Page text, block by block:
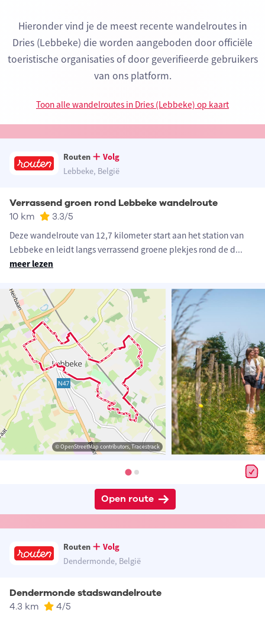
Hieronder vind je de meest recente wandelroutes in
Dries (Lebbeke) die worden aangeboden door officiële
toeristische organisaties of door geverifieerde gebruikers
van ons platform.
Toon alle wandelroutes in Dries (Lebbeke) op kaart
Routen
Volg
Lebbeke, België
Verrassend groen rond Lebbeke wandelroute
10 km 3.3/5
Deze wandelroute van 12,7 kilometer start aan het station van
Lebbeke en leidt langs verrassend groene plekjes rond de d...
meer lezen
© OpenStreetMap contributors, Tracestrack
Open route
Routen
Volg
Dendermonde, België
Dendermonde stadswandelroute
4.3 km 4/5